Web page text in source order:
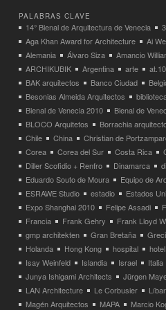
PALABRAS CLAVE
14° Bienal de Arquitectura de Venecia
Aga Khan Award for Architecture
Ai
Alemania
Álvaro Siza Amancio
ARCHIKUBIK
Argentina arte
BAK arquitectos
Banco Ciudad
Besonias Almeida Arquitectos
Bienal de Venecia 2010
Bienal de
BLOCO Arquitetos
Borrachia
Chile
China Christian de
Corea
Corea del Sur Costa Rica
Diller Scofidio + Renfro
Dinamarca
Eduardo Souto de Moura
Equipo de
ESRAWE Studio
estadio Estados
Expo Shanghai 2010
Felipe Assadi
Francia
Frank Gehry Frank Lloyd
gmp architekten
Gran Bretaña
Holanda
Hong Kong hospital hotel
Isay Weinfeld
Islandia Israel Italia
Junya Ishigami Architects
Jürgen
LAN Architecture
Le Corbusier
Magén Arquitectos
MAPA Marcio